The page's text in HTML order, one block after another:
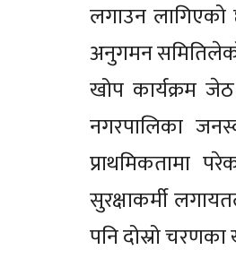
लगाउन
अनुगमन
खोप कार्यक्रम
नगरपालिका
प्राथमिकतामा
सुरक्षाकर्मी
पनि दोस्रो